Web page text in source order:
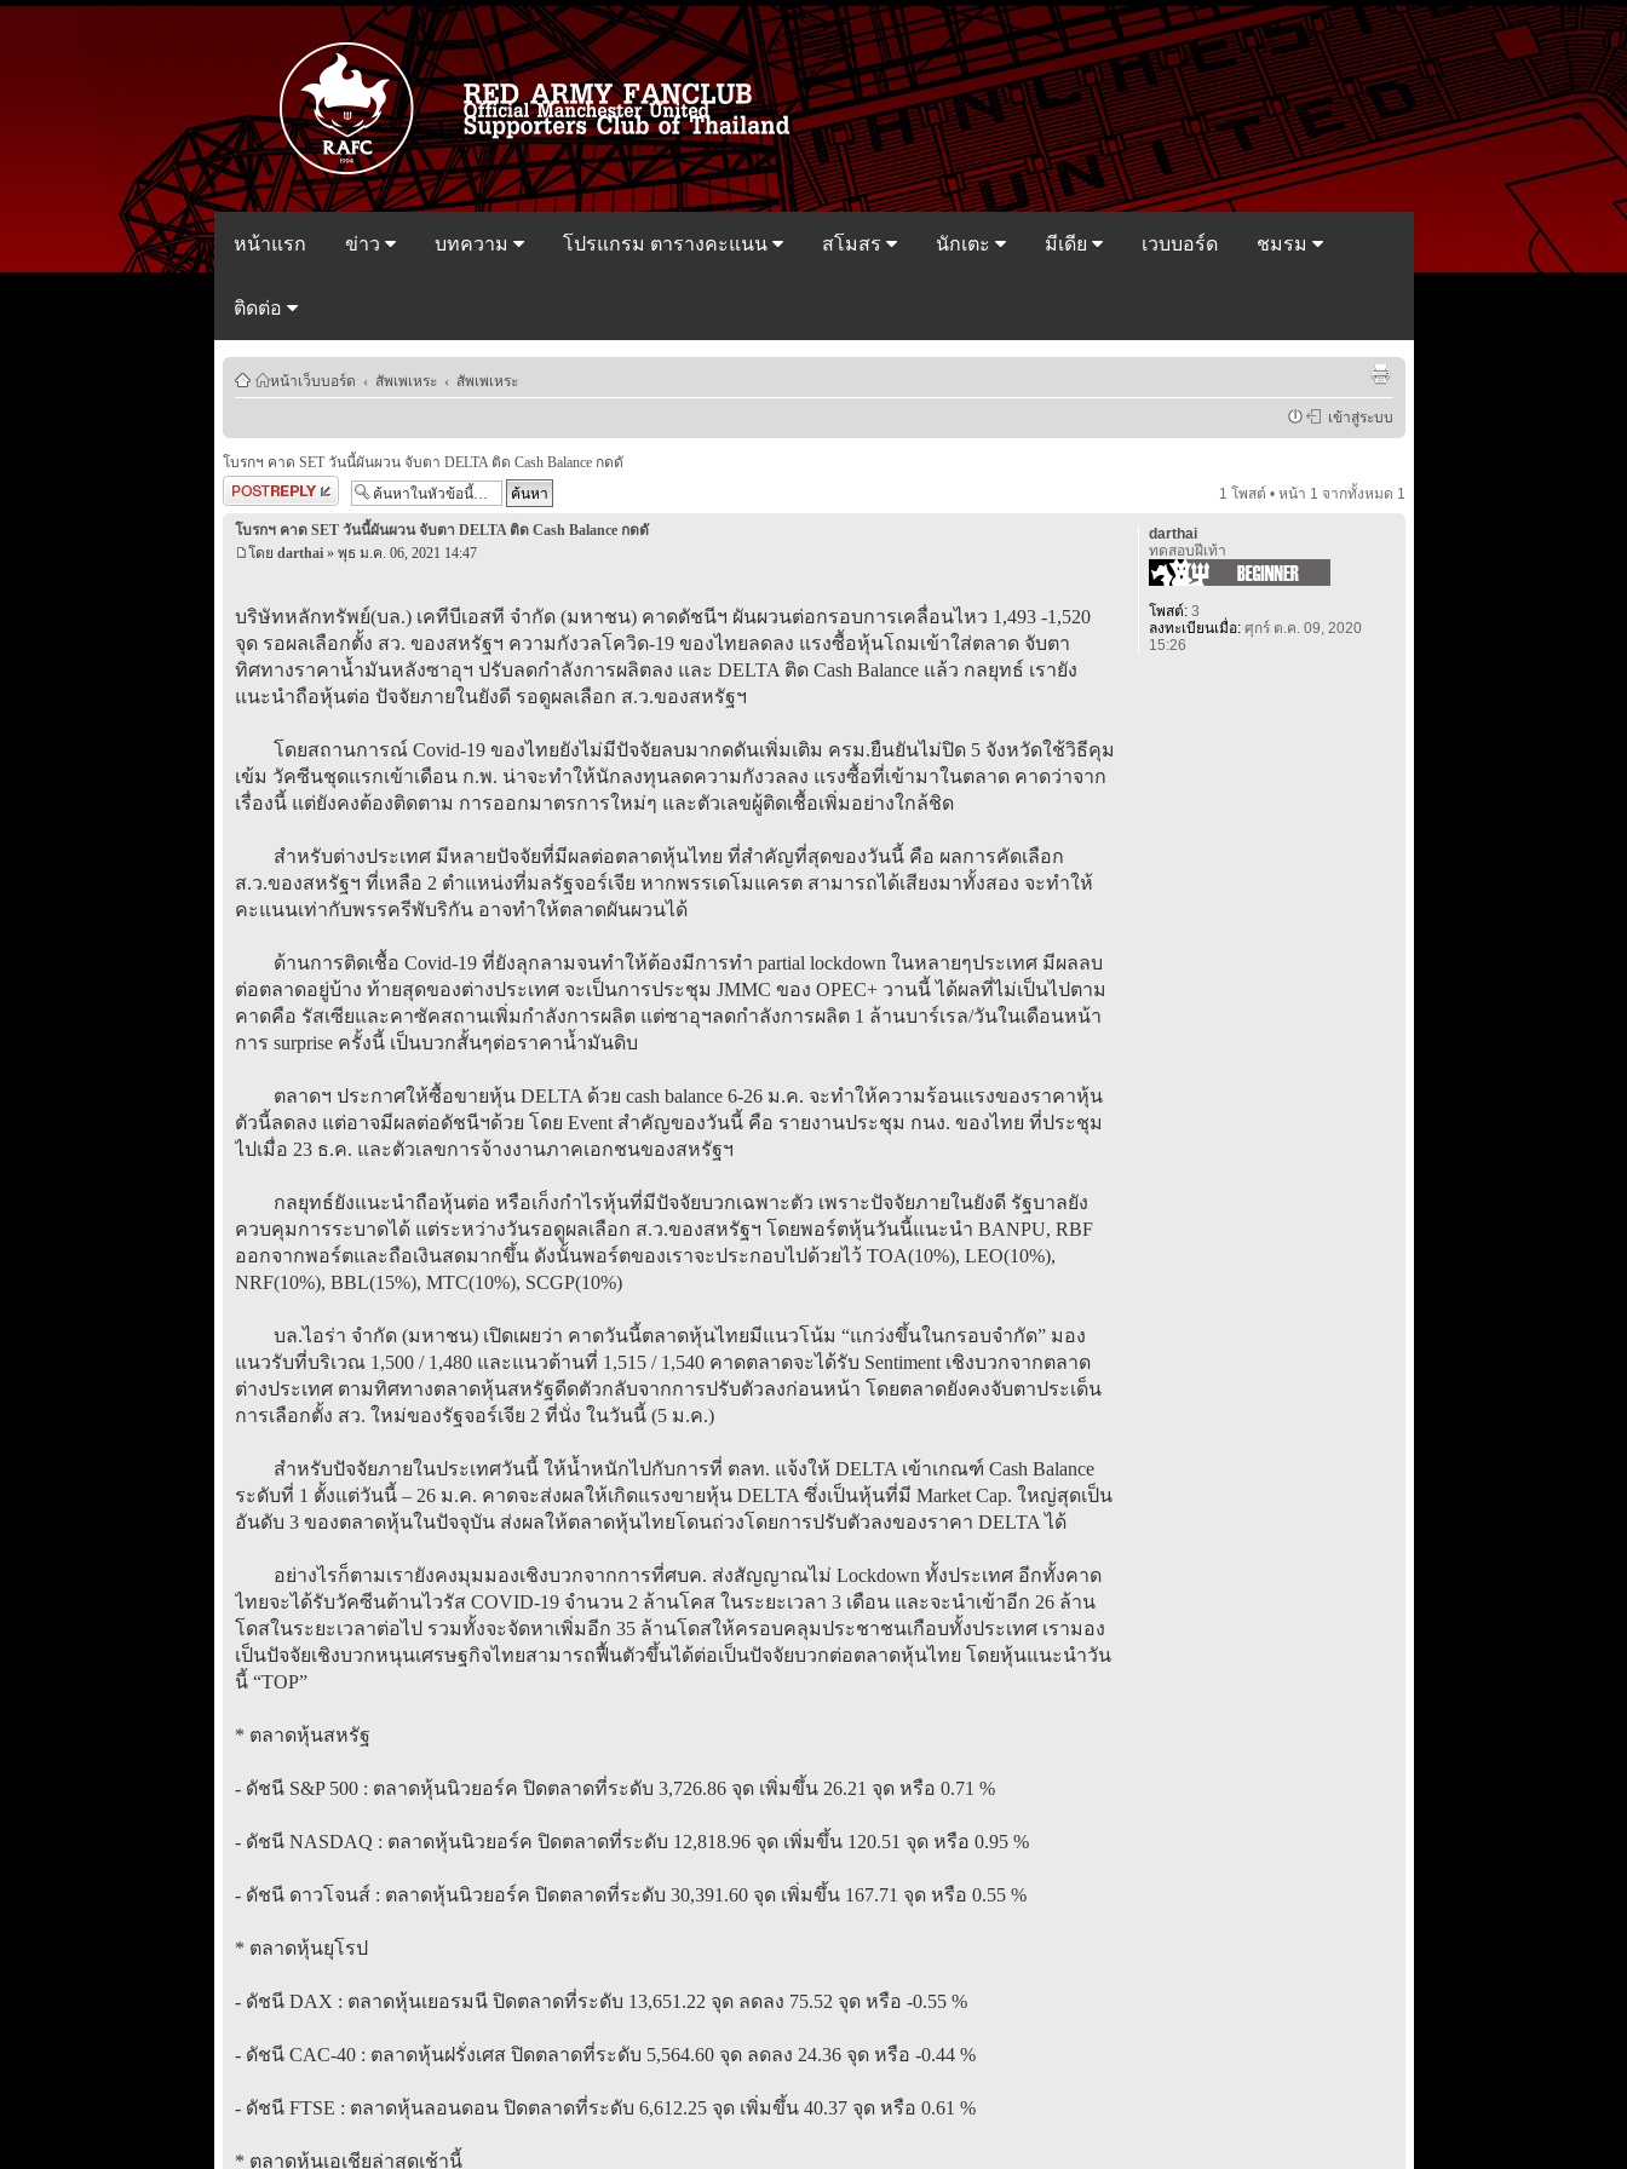
หน้าแรก ข่าว บทความ โปรแกรม ตารางคะแนน สโมสร นักเตะ มีเดีย เวบบอร์ด ชมรม
ติดต่อ
หน้าเว็บบอร์ด ‹ สัพเพเหระ ‹ สัพเพเหระ
เข้าสู่ระบบ
โบรกฯ คาด SET วันนี้ผันผวน จับตา DELTA ติด Cash Balance กดดั
ตอบกระทู้
1 โพสต์ • หน้า 1 จากทั้งหมด 1
โบรกฯ คาด SET วันนี้ผันผวน จับตา DELTA ติด Cash Balance กดดั
โดย darthai» พุธ ม.ค. 06, 2021 14:47
บริษัทหลักทรัพย์(บล.) เคทีบีเอสที จำกัด (มหาชน) คาดดัชนีฯ ผันผวนต่อกรอบการเคลื่อนไหว 1,493 -1,520
จุด รอผลเลือกตั้ง สว. ของสหรัฐฯ ความกังวลโควิด-19 ของไทยลดลง แรงซื้อหุ้นโถมเข้าใส่ตลาด จับตา
ทิศทางราคาน้ำมันหลังซาอุฯ ปรับลดกำลังการผลิตลง และ DELTA ติด Cash Balance แล้ว กลยุทธ์ เรายัง
แนะนำถือหุ้นต่อ ปัจจัยภายในยังดี รอดูผลเลือก ส.ว.ของสหรัฐฯ
โดยสถานการณ์ Covid-19 ของไทยยังไม่มีปัจจัยลบมากดดันเพิ่มเติม ครม.ยืนยันไม่ปิด 5 จังหวัดใช้วิธีคุม
เข้ม วัคซีนชุดแรกเข้าเดือน ก.พ. น่าจะทำให้นักลงทุนลดความกังวลลง แรงซื้อที่เข้ามาในตลาด คาดว่าจาก
เรื่องนี้ แต่ยังคงต้องติดตาม การออกมาตรการใหม่ๆ และตัวเลขผู้ติดเชื้อเพิ่มอย่างใกล้ชิด
สำหรับต่างประเทศ มีหลายปัจจัยที่มีผลต่อตลาดหุ้นไทย ที่สำคัญที่สุดของวันนี้ คือ ผลการคัดเลือก
ส.ว.ของสหรัฐฯ ที่เหลือ 2 ตำแหน่งที่มลรัฐจอร์เจีย หากพรรเดโมแครต สามารถได้เสียงมาทั้งสอง จะทำให้
คะแนนเท่ากับพรรครีพับริกัน อาจทำให้ตลาดผันผวนได้
ด้านการติดเชื้อ Covid-19 ที่ยังลุกลามจนทำให้ต้องมีการทำ partial lockdown ในหลายๆประเทศ มีผลลบ
ต่อตลาดอยู่บ้าง ท้ายสุดของต่างประเทศ จะเป็นการประชุม JMMC ของ OPEC+ วานนี้ ได้ผลที่ไม่เป็นไปตาม
คาดคือ รัสเซียและคาซัคสถานเพิ่มกำลังการผลิต แต่ซาอุฯลดกำลังการผลิต 1 ล้านบาร์เรล/วันในเดือนหน้า
การ surprise ครั้งนี้ เป็นบวกสั้นๆต่อราคาน้ำมันดิบ
ตลาดฯ ประกาศให้ซื้อขายหุ้น DELTA ด้วย cash balance 6-26 ม.ค. จะทำให้ความร้อนแรงของราคาหุ้น
ตัวนี้ลดลง แต่อาจมีผลต่อดัชนีฯด้วย โดย Event สำคัญของวันนี้ คือ รายงานประชุม กนง. ของไทย ที่ประชุม
ไปเมื่อ 23 ธ.ค. และตัวเลขการจ้างงานภาคเอกชนของสหรัฐฯ
กลยุทธ์ยังแนะนำถือหุ้นต่อ หรือเก็งกำไรหุ้นที่มีปัจจัยบวกเฉพาะตัว เพราะปัจจัยภายในยังดี รัฐบาลยัง
ควบคุมการระบาดได้ แต่ระหว่างวันรอดูผลเลือก ส.ว.ของสหรัฐฯ โดยพอร์ตหุ้นวันนี้แนะนำ BANPU, RBF
ออกจากพอร์ตและถือเงินสดมากขึ้น ดังนั้นพอร์ตของเราจะประกอบไปด้วยไว้ TOA(10%), LEO(10%),
NRF(10%), BBL(15%), MTC(10%), SCGP(10%)
บล.ไอร่า จำกัด (มหาชน) เปิดเผยว่า คาดวันนี้ตลาดหุ้นไทยมีแนวโน้ม “แกว่งขึ้นในกรอบจำกัด” มอง
แนวรับที่บริเวณ 1,500 / 1,480 และแนวต้านที่ 1,515 / 1,540 คาดตลาดจะได้รับ Sentiment เชิงบวกจากตลาด
ต่างประเทศ ตามทิศทางตลาดหุ้นสหรัฐดีดตัวกลับจากการปรับตัวลงก่อนหน้า โดยตลาดยังคงจับตาประเด็น
การเลือกตั้ง สว. ใหม่ของรัฐจอร์เจีย 2 ที่นั่ง ในวันนี้ (5 ม.ค.)
สำหรับปัจจัยภายในประเทศวันนี้ ให้น้ำหนักไปกับการที่ ตลท. แจ้งให้ DELTA เข้าเกณฑ์ Cash Balance
ระดับที่ 1 ตั้งแต่วันนี้ – 26 ม.ค. คาดจะส่งผลให้เกิดแรงขายหุ้น DELTA ซึ่งเป็นหุ้นที่มี Market Cap. ใหญ่สุดเป็น
อันดับ 3 ของตลาดหุ้นในปัจจุบัน ส่งผลให้ตลาดหุ้นไทยโดนถ่วงโดยการปรับตัวลงของราคา DELTA ได้
อย่างไรก็ตามเรายังคงมุมมองเชิงบวกจากการที่ศบค. ส่งสัญญาณไม่ Lockdown ทั้งประเทศ อีกทั้งคาด
ไทยจะได้รับวัคซีนต้านไวรัส COVID-19 จำนวน 2 ล้านโคส ในระยะเวลา 3 เดือน และจะนำเข้าอีก 26 ล้าน
โดสในระยะเวลาต่อไป รวมทั้งจะจัดหาเพิ่มอีก 35 ล้านโดสให้ครอบคลุมประชาชนเกือบทั้งประเทศ เรามอง
เป็นปัจจัยเชิงบวกหนุนเศรษฐกิจไทยสามารถฟื้นตัวขึ้นได้ต่อเป็นปัจจัยบวกต่อตลาดหุ้นไทย โดยหุ้นแนะนำวัน
นี้ “TOP”
* ตลาดหุ้นสหรัฐ
- ดัชนี S&P 500 : ตลาดหุ้นนิวยอร์ค ปิดตลาดที่ระดับ 3,726.86 จุด เพิ่มขึ้น 26.21 จุด หรือ 0.71 %
- ดัชนี NASDAQ : ตลาดหุ้นนิวยอร์ค ปิดตลาดที่ระดับ 12,818.96 จุด เพิ่มขึ้น 120.51 จุด หรือ 0.95 %
- ดัชนี ดาวโจนส์ : ตลาดหุ้นนิวยอร์ค ปิดตลาดที่ระดับ 30,391.60 จุด เพิ่มขึ้น 167.71 จุด หรือ 0.55 %
* ตลาดหุ้นยุโรป
- ดัชนี DAX : ตลาดหุ้นเยอรมนี ปิดตลาดที่ระดับ 13,651.22 จุด ลดลง 75.52 จุด หรือ -0.55 %
- ดัชนี CAC-40 : ตลาดหุ้นฝรั่งเศส ปิดตลาดที่ระดับ 5,564.60 จุด ลดลง 24.36 จุด หรือ -0.44 %
- ดัชนี FTSE : ตลาดหุ้นลอนดอน ปิดตลาดที่ระดับ 6,612.25 จุด เพิ่มขึ้น 40.37 จุด หรือ 0.61 %
* ตลาดหุ้นเอเชียล่าสุดเช้านี้
darthai
ทดสอบฝีเท้า
โพสต์:3
ลงทะเบียนเมื่อ:ศุกร์ ต.ค. 09, 2020
15:26